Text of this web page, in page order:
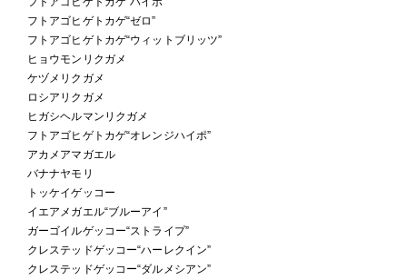
フトアゴヒゲトカゲ“ゼロ”
フトアゴヒゲトカゲ“ウィットブリッツ”
ヒョウモンリクガメ
ケヅメリクガメ
ロシアリクガメ
ヒガシヘルマンリクガメ
フトアゴヒゲトカゲ“オレンジハイポ”
アカメアマガエル
バナナヤモリ
トッケイゲッコー
イエアメガエル“ブルーアイ”
ガーゴイルゲッコー“ストライプ”
クレステッドゲッコー“ハーレクイン”
クレステッドゲッコー“ダルメシアン”